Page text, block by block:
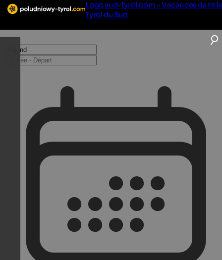
Logo sud-tyrol.com - Vacances dans
Tyrol du Sud